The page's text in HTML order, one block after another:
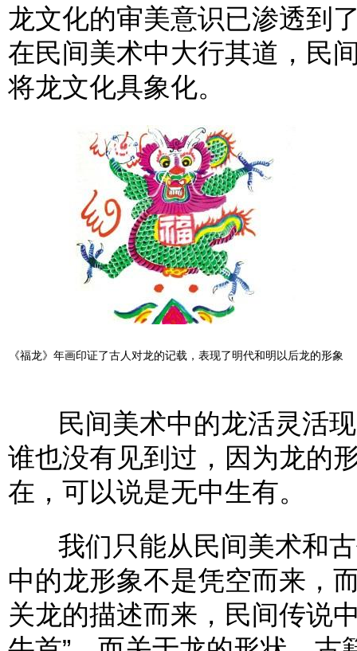
龙文化的审美意识已渗透到
在民间美术中大行其道，民
将龙文化具象化。
《福龙》年画印证了古人对龙的记载，表现了明代和明以后龙的形象
民间美术中的龙活灵活现
谁也没有见到过，因为龙的
在，可以说是无中生有。
我们只能从民间美术和古
中的龙形象不是凭空而来，
关龙的描述而来，民间传说